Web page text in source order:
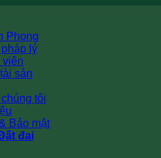
Phong
lý
viên
sản
tôi
Bảo mật
đai